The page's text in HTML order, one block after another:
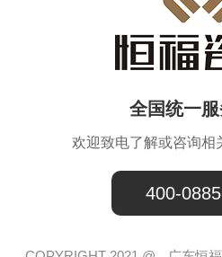
全国统一
欢迎致电了解或咨询相
400-